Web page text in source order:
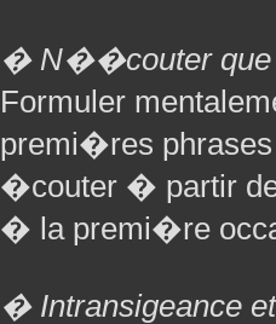
� N��couter que
Formuler
premi�res phrases
�couter � partir de
� la premi�re
� Intransigeance